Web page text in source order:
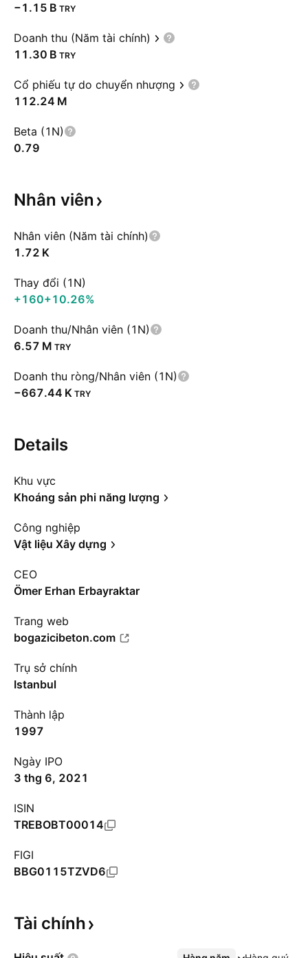
‪−1.15 B‬ TRY
Doanh thu (Năm tài chính)
‪11.30 B‬ TRY
Cổ phiếu tự do chuyển nhượng
‪112.24 M‬
Beta (1N)
0.79
Nhân viên
Nhân viên (Năm tài chính)
‪1.72 K‬
Thay đổi (1N)
+160+10.26%
Doanh thu/Nhân viên (1N)
‪6.57 M‬ TRY
Doanh thu ròng/Nhân viên (1N)
‪−667.44 K‬ TRY
Details
Khu vực
Khoáng sản phi năng lượng
Công nghiệp
Vật liệu Xây dựng
CEO
Ömer Erhan Erbayraktar
Trang web
bogazicibeton.com
Trụ sở chính
Istanbul
Thành lập
1997
Ngày IPO
3 thg 6, 2021
ISIN
TREBOBT00014
FIGI
BBG0115TZVD6
Tài chính